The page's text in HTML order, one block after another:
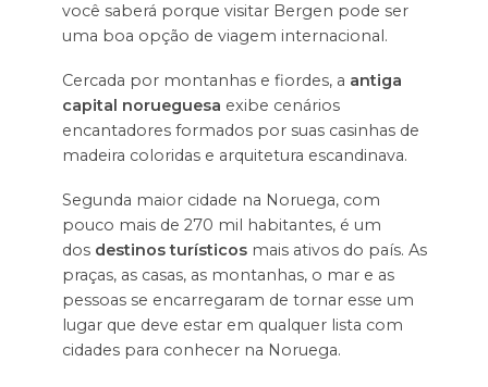
você saberá porque visitar Bergen pode ser
uma boa opção de viagem internacional.
Cercada por montanhas e fiordes, a antiga
capital norueguesa exibe cenários
encantadores formados por suas casinhas de
madeira coloridas e arquitetura escandinava.
Segunda maior cidade na Noruega, com
pouco mais de 270 mil habitantes, é um
dos destinos turísticosmais ativos do país. As
praças, as casas, as montanhas, o mar e as
pessoas se encarregaram de tornar esse um
lugar que deve estar em qualquer lista com
cidades para conhecer na Noruega.